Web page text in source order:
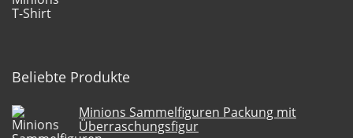
Beliebte Produkte
Minions Sammelfiguren Packung mit
Überraschungsfigur